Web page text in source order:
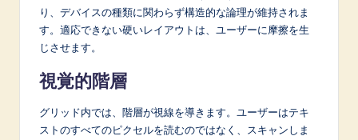
o
り、デバイスの種類に関わらず構造的な論理が維持されま
す。適応できない硬いレイアウトは、ユーザーに摩擦を生
じさせます。
視覚的階層
グリッド内では、階層が視線を導きます。ユーザーはテキ
ストのすべてのピクセルを読むのではなく、スキャンしま